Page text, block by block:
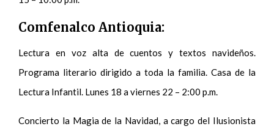
Comfenalco Antioquia:
Lectura en voz alta de cuentos y textos navideños.
Programa literario dirigido a toda la familia. Casa de la
Lectura Infantil. Lunes 18 a viernes 22 – 2:00 p.m.
Concierto la Magia de la Navidad, a cargo del Ilusionista